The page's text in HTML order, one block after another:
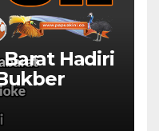
Hadiri